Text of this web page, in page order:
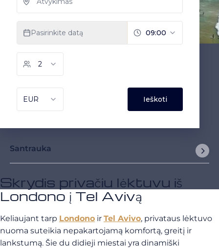
Santrauka
Skrydis privačiu lėktuvu iš
Londono į Tel Avivą
Keliaujant tarp Londono ir Tel Avivo, privataus lėktuvo
nuoma suteikia nepakartojamą komfortą, greitį ir
lankstumą. Šie du didieji miestai yra dinamiški